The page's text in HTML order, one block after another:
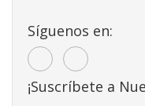
Síguenos en:
¡Suscríbete a